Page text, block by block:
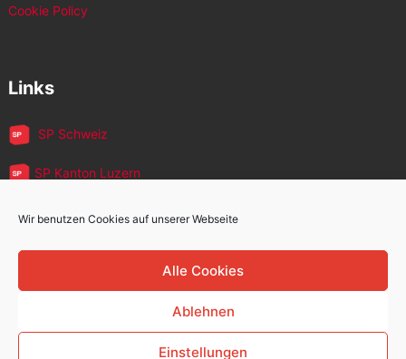
Wir benutzen Cookies auf unserer Webseite
Alle Cookies
Ablehnen
Einstellungen
Cookie Policy
Links
SP Schweiz
SP Kanton Luzern
JUSO Luzern
SP MigrantInnen
SP 60+